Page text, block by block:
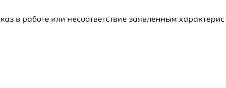
в работе или несоответствие заявленным